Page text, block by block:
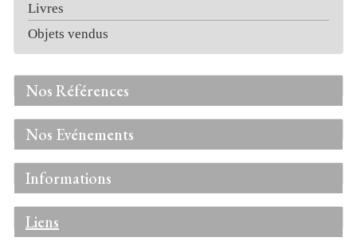
Livres
Objets vendus
Nos Références
Nos Evénements
Informations
Liens